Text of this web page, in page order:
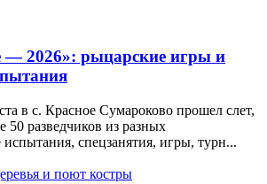
— 2026»: рыцарские игры и
в с. Красное Сумароково прошел слет,
разведчиков из разных
спецзанятия, игры, турн...